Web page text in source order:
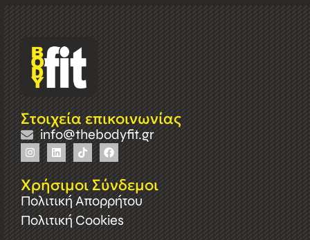
Στοιχεία επικοινωνίας
info@thebodyfit.gr
Χρήσιμοι Σύνδεμοι
Πολιτική Απορρήτου
Πολιτική Cookies